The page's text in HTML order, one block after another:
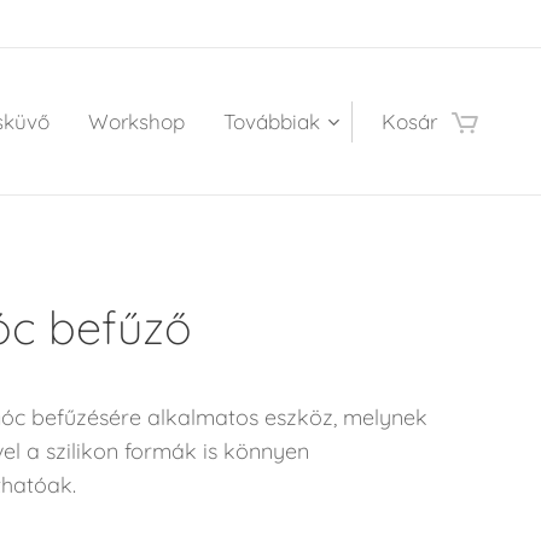
Workshop Továbbiak Kosár
befűző
befűzésére alkalmatos eszköz, melynek
a szilikon formák is könnyen